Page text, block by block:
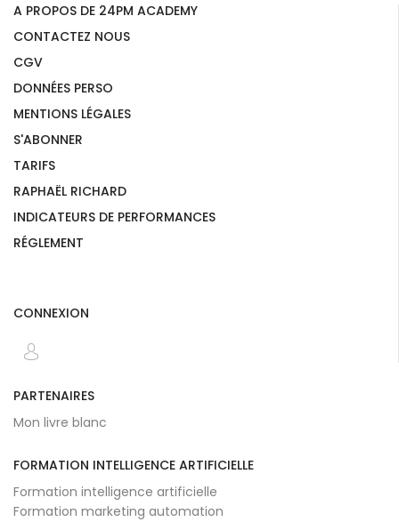
A PROPOS DE 24PM ACADEMY
CONTACTEZ NOUS
CGV
DONNÉES PERSO
MENTIONS LÉGALES
S'ABONNER
TARIFS
RAPHAËL RICHARD
INDICATEURS DE PERFORMANCES
RÉGLEMENT
CONNEXION
PARTENAIRES
Mon livre blanc
FORMATION INTELLIGENCE ARTIFICIELLE
Formation intelligence artificielle
Formation marketing automation